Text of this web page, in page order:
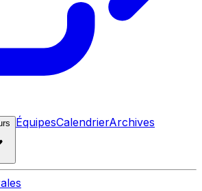
ÉquipesCalendrierArchives